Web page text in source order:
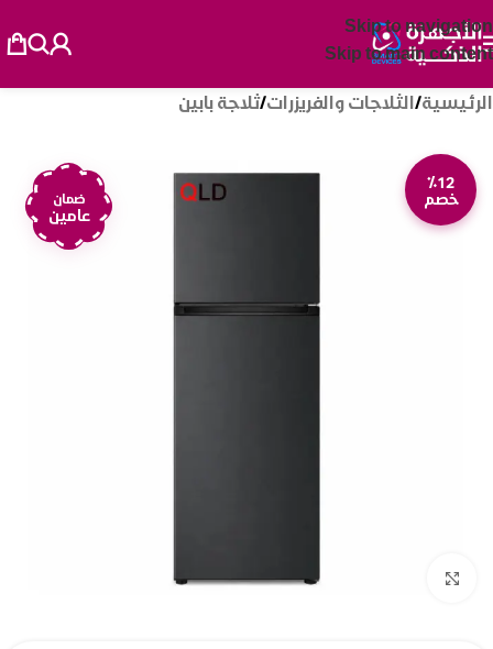
Skip to navigation
Skip to main content
الرئيسية/الثلاجات والفريزرات/ثلاجة بابين
٪12
خصم
ضمان
عامين
Click to enlarge